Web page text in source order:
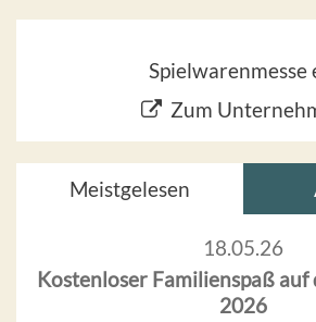
Spielwarenmesse
Zum
Meistgelesen
18.05.26
Kostenloser Familienspaß auf
2026